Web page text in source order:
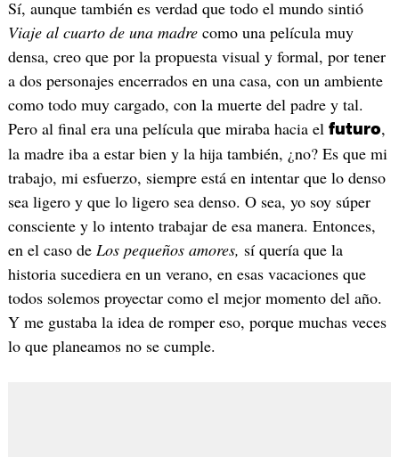
Sí, aunque también es verdad que todo el mundo sintió
Viaje al cuarto de una madrecomo una película muy
densa, creo que por la propuesta visual y formal, por tener
a dos personajes encerrados en una casa, con un ambiente
como todo muy cargado, con la muerte del padre y tal.
Pero al final era una película que miraba hacia el futuro,
la madre iba a estar bien y la hija también, ¿no? Es que mi
trabajo, mi esfuerzo, siempre está en intentar que lo denso
sea ligero y que lo ligero sea denso. O sea, yo soy súper
consciente y lo intento trabajar de esa manera. Entonces,
en el caso de Los pequeños amores, sí quería que la
historia sucediera en un verano, en esas vacaciones que
todos solemos proyectar como el mejor momento del año.
Y me gustaba la idea de romper eso, porque muchas veces
lo que planeamos no se cumple.